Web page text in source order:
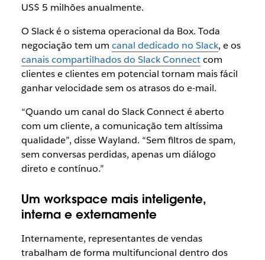
US$ 5 milhões anualmente.
O Slack é o sistema operacional da Box. Toda
negociação tem um canal dedicado no Slack, e os
canais compartilhados do Slack Connectcom
clientes e clientes em potencial tornam mais fácil
ganhar velocidade sem os atrasos do e-mail.
“Quando um canal do Slack Connect é aberto
com um cliente, a comunicação tem altíssima
qualidade”, disse Wayland. “Sem filtros de spam,
sem conversas perdidas, apenas um diálogo
direto e contínuo.”
Um workspace mais inteligente,
interna e externamente
Internamente, representantes de vendas
trabalham de forma multifuncional dentro dos